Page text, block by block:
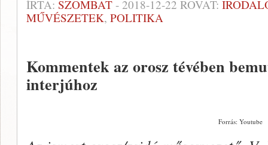
ÍRTA: SZOMBAT - 2018-12-22 ROVAT:
MŰVÉSZETEK, POLITIKA
Kommentek az orosz tévében
interjúhoz
Forrás: Youtube